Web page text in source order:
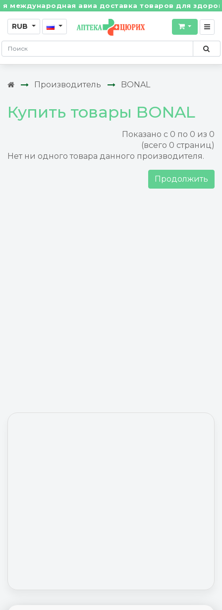
авиа доставка товаров для
RUB
Производитель BONAL
Купить товары BONAL
Показано с 0 по 0 из 0
(всего 0 страниц)
Нет ни одного товара данного производителя.
Продолжить